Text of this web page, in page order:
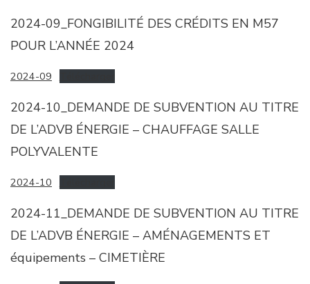
2024-09_FONGIBILITÉ DES CRÉDITS EN M57
POUR L’ANNÉE 2024
2024-09
2024-10_DEMANDE DE SUBVENTION AU TITRE
DE L’ADVB ÉNERGIE – CHAUFFAGE SALLE
POLYVALENTE
2024-10
2024-11_DEMANDE DE SUBVENTION AU TITRE
DE L’ADVB ÉNERGIE – AMÉNAGEMENTS ET
équipements – CIMETIÈRE